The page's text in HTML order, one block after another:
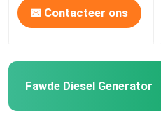
Contacteer ons
Fawde Diesel Generator